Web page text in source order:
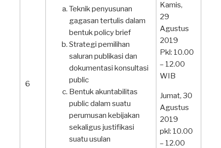
6
Teknik penyusunan
gagasan tertulis dalam
bentuk policy brief
Strategi pemilihan
saluran publikasi dan
dokumentasi konsultasi
public
Bentuk akuntabilitas
public dalam suatu
perumusan kebijakan
sekaligus justifikasi
suatu usulan
Kamis,
29
Agustus
2019
Pkl: 10.00
– 12.00
WIB
Jumat, 30
Agustus
2019
pkl: 10.00
– 12.00